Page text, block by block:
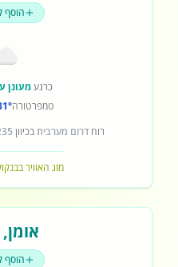
הוסף
כרגעמעונן
טמפרטורה
רוח דרום מערביתבכיוון
מזג האוויר
אומן,
הוסף